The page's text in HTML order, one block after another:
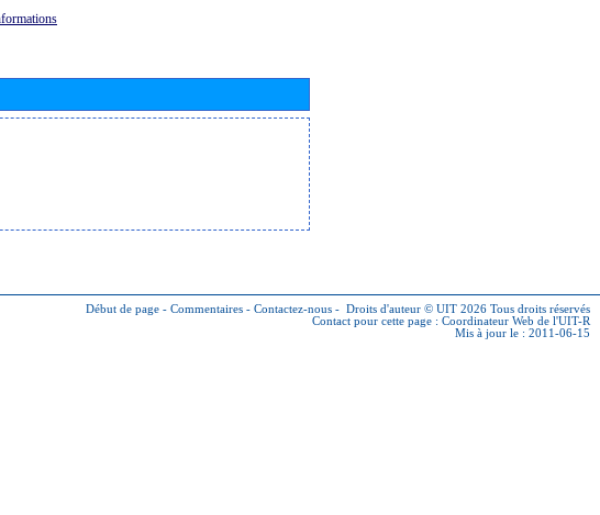
Début de page - Commentaires - Contactez-nous - Droits d'auteur © UIT 2026 Tous droits réservés
Contact pour cette page : Coordinateur Web de l'UIT-R
Mis à jour le : 2011-06-15